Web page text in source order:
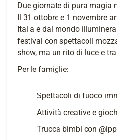
Due giornate di pura magia
Il 31 ottobre e 1 novembre
Italia e dal mondo
festival con spettacoli
show, ma un rito di luce e
Per le famiglie:
Spettacoli di fuoco
Attività creative e
Trucca bimbi con